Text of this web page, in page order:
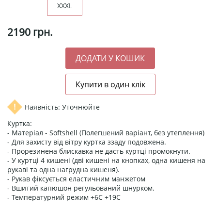
XXXL
2190 грн.
Наявність: Уточнюйте
Куртка:
- Матеріал - Softshell (Полегшений варіант, без утеплення)
- Для захисту від вітру куртка ззаду подовжена.
- Прорезинена блискавка не дасть куртці промокнути.
- У куртці 4 кишені (дві кишені на кнопках, одна кишеня на
рукаві та одна нагрудна кишеня).
- Рукав фіксується еластичним манжетом
- Вшитий капюшон регульований шнурком.
- Температурний режим +6С +19С